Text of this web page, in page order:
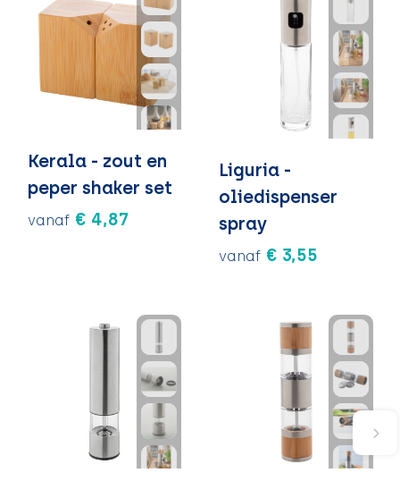
Kerala - zout en
peper shaker set
vanaf € 4,87
Liguria -
oliedispenser
spray
vanaf € 3,55